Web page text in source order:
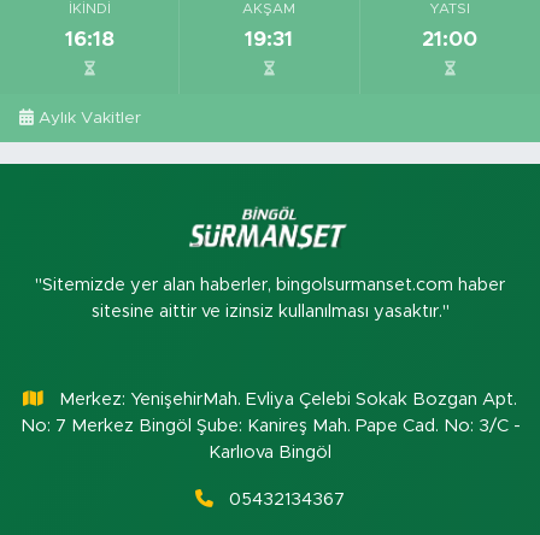
İKINDI
16:18
AKŞAM
19:31
YATSI
21:00
Aylık Vakitler
"Sitemizde yer alan haberler, bingolsurmanset.com haber
sitesine aittir ve izinsiz kullanılması yasaktır."
Merkez: YenişehirMah. Evliya Çelebi Sokak Bozgan Apt.
No: 7 Merkez Bingöl Şube: Kanireş Mah. Pape Cad. No: 3/C -
Karlıova Bingöl
05432134367